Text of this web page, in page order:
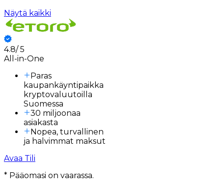
Näytä kaikki
4.8/5
All-in-One
Paras
kaupankäyntipaikka
kryptovaluutoilla
Suomessa
30 miljoonaa
asiakasta
Nopea, turvallinen
ja halvimmat maksut
Avaa Tili
* Pääomasi on vaarassa.